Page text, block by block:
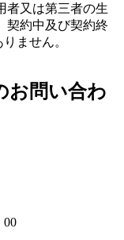
者又は第三者の生
契約中及び契約終
ません。
お問い合わ
00